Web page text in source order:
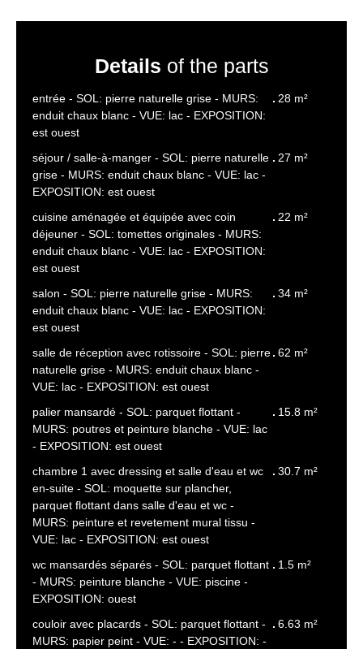
Details of the parts
entrée - SOL: pierre naturelle grise - MURS:
enduit chaux blanc - VUE: lac - EXPOSITION:
est ouest
28 m²
séjour / salle-à-manger - SOL: pierre naturelle
grise - MURS: enduit chaux blanc - VUE: lac -
EXPOSITION: est ouest
27 m²
cuisine aménagée et équipée avec coin
déjeuner - SOL: tomettes originales - MURS:
enduit chaux blanc - VUE: lac - EXPOSITION:
est ouest
22 m²
salon - SOL: pierre naturelle grise - MURS:
enduit chaux blanc - VUE: lac - EXPOSITION:
est ouest
34 m²
salle de réception avec rotissoire - SOL: pierre
naturelle grise - MURS: enduit chaux blanc -
VUE: lac - EXPOSITION: est ouest
62 m²
palier mansardé - SOL: parquet flottant -
MURS: poutres et peinture blanche - VUE: lac
- EXPOSITION: est ouest
15.8 m²
chambre 1 avec dressing et salle d'eau et wc
en-suite - SOL: moquette sur plancher,
parquet flottant dans salle d'eau et wc -
MURS: peinture et revetement mural tissu -
VUE: lac - EXPOSITION: est ouest
30.7 m²
wc mansardés séparés - SOL: parquet flottant
- MURS: peinture blanche - VUE: piscine -
EXPOSITION: ouest
1.5 m²
couloir avec placards - SOL: parquet flottant -
MURS: papier peint - VUE: - - EXPOSITION: -
6.63 m²